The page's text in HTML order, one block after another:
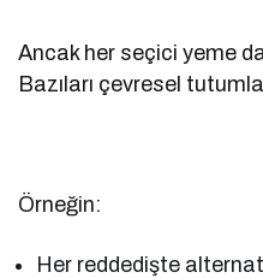
Ancak her seçici yeme
Bazıları çevresel
Örneğin:
Her reddedişte